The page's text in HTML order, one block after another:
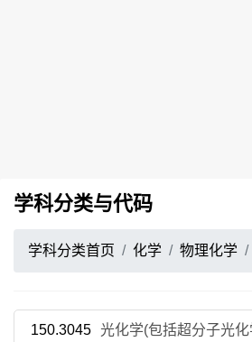
学科分类与代码
学科分类首页 化学 物理化学
150.3045 光化学(包括超分子光